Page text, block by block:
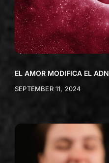
EL AMOR MODIFICA EL ADN
SEPTEMBER 11, 2024